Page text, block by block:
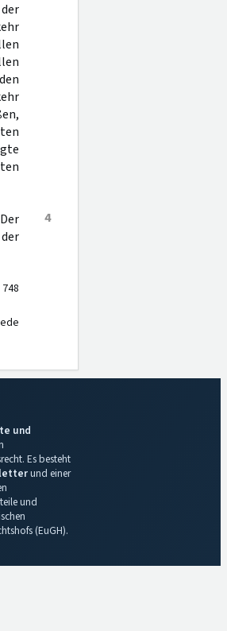
4
748
und
Es besteht
und einer
und
(EuGH).